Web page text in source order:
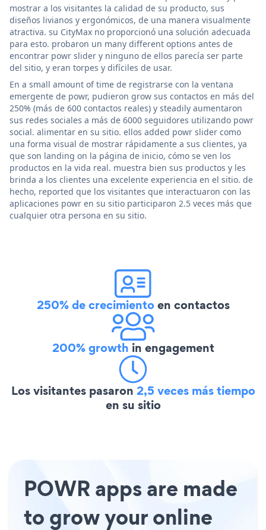
mostrar a los visitantes la calidad de su producto, sus
diseños livianos y ergonómicos, de una manera visualmente
atractiva. su CityMax no proporcionó una solución adecuada
para esto. probaron un many different options antes de
encontrar powr slider y ninguno de ellos parecía ser parte
del sitio, y eran torpes y difíciles de usar.
En a small amount of time de registrarse con la ventana
emergente de powr, pudieron grow sus contactos en más del
250% (más de 600 contactos reales) y steadily aumentaron
sus redes sociales a más de 6000 seguidores utilizando powr
social. alimentar en su sitio. ellos added powr slider como
una forma visual de mostrar rápidamente a sus clientes, ya
que son landing on la página de inicio, cómo se ven los
productos en la vida real. muestra bien sus productos y les
brinda a los clientes una excelente experiencia en el sitio. de
hecho, reported que los visitantes que interactuaron con las
aplicaciones powr en su sitio participaron 2.5 veces más que
cualquier otra persona en su sitio.
250% de crecimientoen contactos
200% growth in engagement
Los visitantes pasaron 2,5 veces más tiempo
en su sitio
POWR apps are made
to grow your online